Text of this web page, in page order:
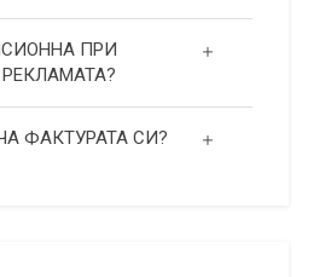
ПРИ
ФАКТУРАТА СИ?